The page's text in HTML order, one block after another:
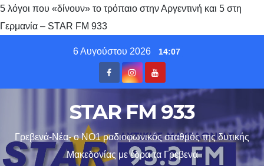
5 λόγοι που «δίνουν» το τρόπαιο στην Αργεντινή και 5 στη
Γερμανία – STAR FM 933
6 Αυγούστου 2026 14:07
STAR FM 933
Γρεβενά-Νέα- ο ΝΟ1 ραδιοφωνικός σταθμός της δυτικής
Μακεδονίας με έδρα τα Γρεβενα